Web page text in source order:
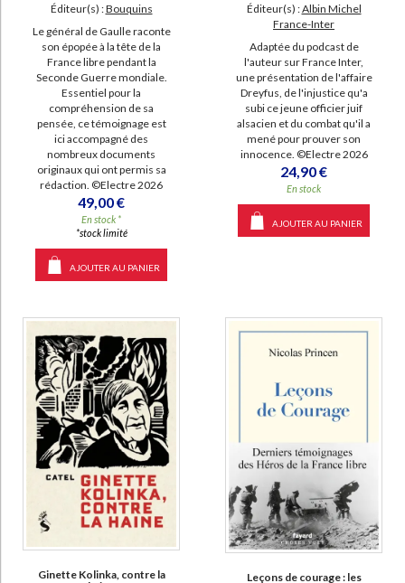
Éditeur(s) :Bouquins
Le général de Gaulle raconte
son épopée à la tête de la
France libre pendant la
Seconde Guerre mondiale.
Essentiel pour la
compréhension de sa
pensée, ce témoignage est
ici accompagné des
nombreux documents
originaux qui ont permis sa
rédaction. ©Electre 2026
49,00 €
En stock *
*stock limité
AJOUTER AU PANIER
Éditeur(s) :Albin Michel
France-Inter
Adaptée du podcast de
l'auteur sur France Inter,
une présentation de l'affaire
Dreyfus, de l'injustice qu'a
subi ce jeune officier juif
alsacien et du combat qu'il a
mené pour prouver son
innocence. ©Electre 2026
24,90 €
En stock
AJOUTER AU PANIER
Ginette Kolinka, contre la
Leçons de courage : les